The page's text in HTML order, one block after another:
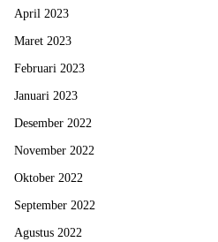
April 2023
Maret 2023
Februari 2023
Januari 2023
Desember 2022
November 2022
Oktober 2022
September 2022
Agustus 2022